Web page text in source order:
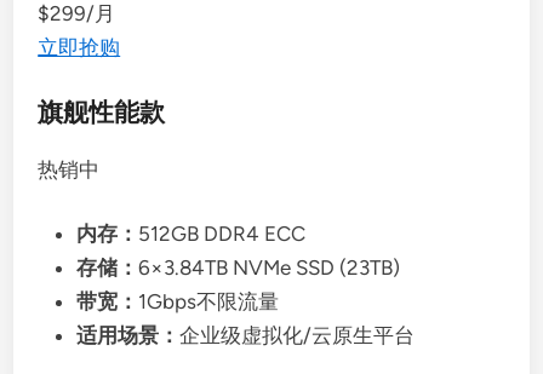
$299/月
立即抢购
旗舰性能款
热销中
内存： 512GB DDR4 ECC
存储：6×3.84TB NVMe SSD (23TB)
带宽： 1Gbps不限流量
适用场景：企业级虚拟化/云原生平台